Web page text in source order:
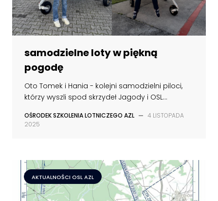
samodzielne loty w piękną
pogodę
Oto Tomek i Hania - kolejni samodzielni piloci,
którzy wyszli spod skrzydeł Jagody i OSL...
OŚRODEK SZKOLENIA LOTNICZEGO AZL — 4 LISTOPADA
2025
AKTUALNOŚCI OSL AZL